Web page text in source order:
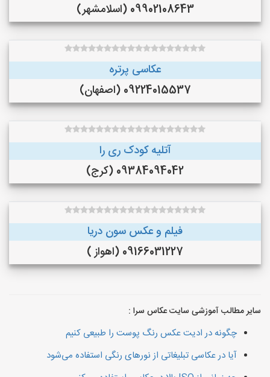
09902108643 (اسلامشهر)
عکاسی پرتره
09224015537 (اصفهان)
آتلیه کودک ری را
09384094042 (کرج)
فیلم و عکس سون دریا
09166031227 (اهواز )
سایر مطالب آموزشی سایت عکاس سرا :
چگونه در ادیت عکس رنگ پوست را طبیعی کنیم
آیا در عکاسی تبلیغاتی از نورهای رنگی استفاده می‌شود